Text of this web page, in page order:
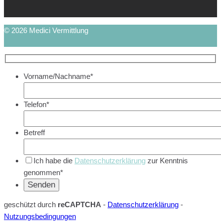
© 2026 Medici Vermittlung
Vorname/Nachname*
Telefon*
Betreff
Ich habe die Datenschutzerklärung zur Kenntnis
genommen*
geschützt durch reCAPTCHA - Datenschutzerklärung -
Nutzungsbedingungen